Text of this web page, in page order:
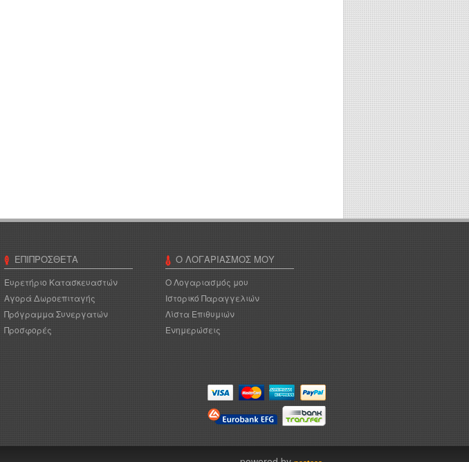
ΕΠΙΠΡΌΣΘΕΤΑ
Ευρετήριο Κατασκευαστών
Αγορά Δωροεπιταγής
Πρόγραμμα Συνεργατών
Προσφορές
Ο ΛΟΓΑΡΙΑΣΜΌΣ ΜΟΥ
Ο Λογαριασμός μου
Ιστορικό Παραγγελιών
Λίστα Επιθυμιών
Ενημερώσεις